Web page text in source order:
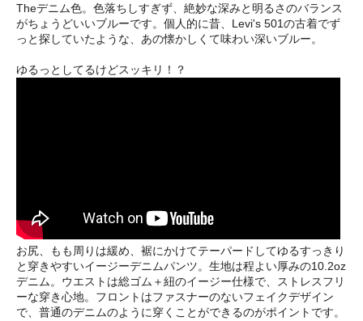
Theデニム色。色落ちしすぎず、絶妙な深みと明るさのバランス
がちょうどいいブルーです。個人的に昔、Levi's 501の古着でず
っと探していたような、あの懐かしくて味わい深いブルー。
ゆるっとしてるけどスッキリ！？
お尻、もも周りは緩め、裾にかけてテーパードしてゆるすっきり
と穿きやすいイージーデニムパンツ。生地は程よい厚みの10.2oz
デニム。ウエストは総ゴム＋紐のイージー仕様で、ストレスフリ
ーな穿き心地。フロントはファスナーのないフェイクデザイン
で、普通のデニムのように穿くことができるのがポイントです。